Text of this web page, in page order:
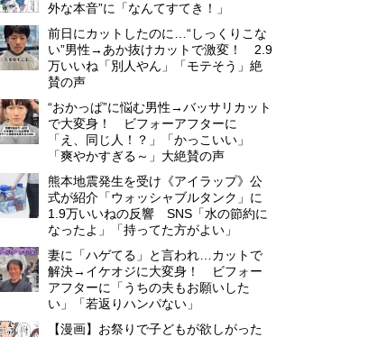
外な本音”に「なんてすてき！」
前日にカットしたのに…“しっくりこな
い”男性→あか抜けカットで激変！ 2.9
万いいね「別人やん」「モテそう」絶
賛の声
“おかっぱ”に悩む男性→バッサリカット
で大変身！ ビフォーアフターに
「え、同じ人！？」「かっこいい」
「爽やかすぎる～」大絶賛の声
熊本地震発生を受け《アイラップ》公
式が紹介「ウォッシャブルタンク」に
1.9万いいねの反響 SNS「水の節約に
なったよ」「持ってた方がよい」
妻に「ハゲてる」と言われ…カットで
解決→イケオジに大変身！ ビフォー
アフターに「うちの夫もお願いした
い」「若返りハンパない」
【漫画】お祭りで子どもが欲しがった